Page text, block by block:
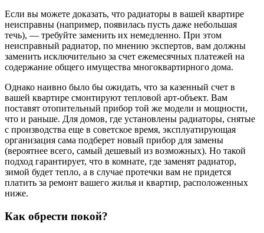
Если вы можете доказать, что радиаторы в вашей квартире
неисправны (например, появилась пусть даже небольшая
течь), — требуйте заменить их немедленно. При этом
неисправный радиатор, по мнению экспертов, вам должны
заменить исключительно за счет ежемесячных платежей на
содержание общего имущества многоквартирного дома.
Однако наивно было бы ожидать, что за казенный счет в
вашей квартире смонтируют тепловой арт-объект. Вам
поставят отопительный прибор той же модели и мощности,
что и раньше. Для домов, где установлены радиаторы, снятые
с производства еще в советское время, эксплуатирующая
организация сама подберет новый прибор для замены
(вероятнее всего, самый дешевый из возможных). Но такой
подход гарантирует, что в комнате, где заменят радиатор,
зимой будет тепло, а в случае протечки вам не придется
платить за ремонт вашего жилья и квартир, расположенных
ниже.
Как обрести покой?